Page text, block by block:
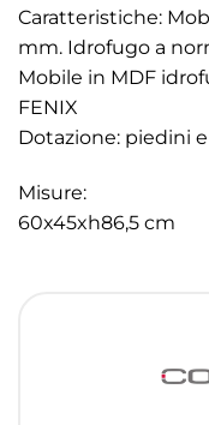
Caratteristiche:
mm. Idrofugo a
Mobile in MDF
FENIX
Dotazione: piedini
Misure:
60x45xh86,5 cm